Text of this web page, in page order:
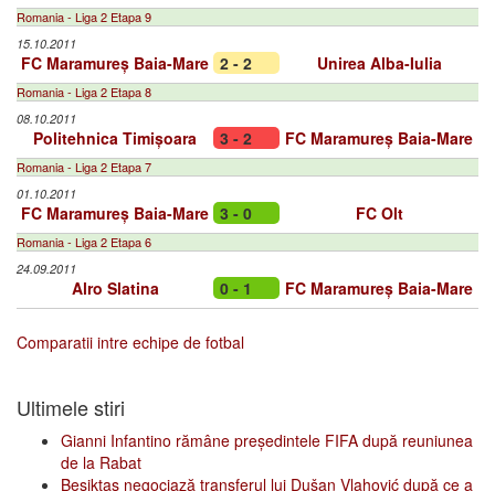
Romania - Liga 2 Etapa 9
15.10.2011
FC Maramureș Baia-Mare 2 - 2 Unirea Alba-Iulia
Romania - Liga 2 Etapa 8
08.10.2011
Politehnica Timișoara 3 - 2 FC Maramureș Baia-Mare
Romania - Liga 2 Etapa 7
01.10.2011
FC Maramureș Baia-Mare 3 - 0 FC Olt
Romania - Liga 2 Etapa 6
24.09.2011
Alro Slatina 0 - 1 FC Maramureș Baia-Mare
Comparatii intre echipe de fotbal
Ultimele stiri
Gianni Infantino rămâne președintele FIFA după reuniunea
de la Rabat
Beşiktaş negociază transferul lui Dušan Vlahović după ce a